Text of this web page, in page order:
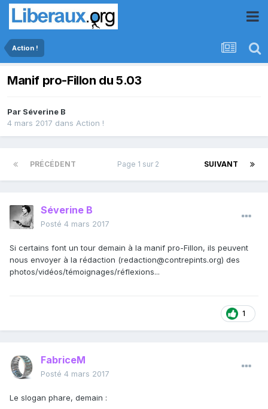
Action !
Manif pro-Fillon du 5.03
Par Séverine B
4 mars 2017 dans Action !
PRÉCÉDENT SUIVANT
Page 1 sur 2
Séverine B
Posté 4 mars 2017
Si certains font un tour demain à la manif pro-Fillon, ils peuvent
nous envoyer à la rédaction (redaction@contrepints.org) des
photos/vidéos/témoignages/réflexions...
1
FabriceM
Posté 4 mars 2017
Le slogan phare, demain :